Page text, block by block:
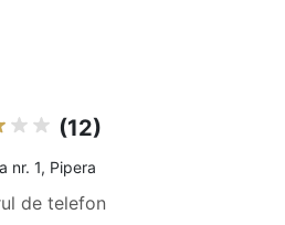
(12)
nr. 1, Pipera
de telefon